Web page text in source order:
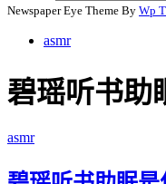
Newspaper Eye Theme By Wp
asmr
碧瑶听书助
asmr